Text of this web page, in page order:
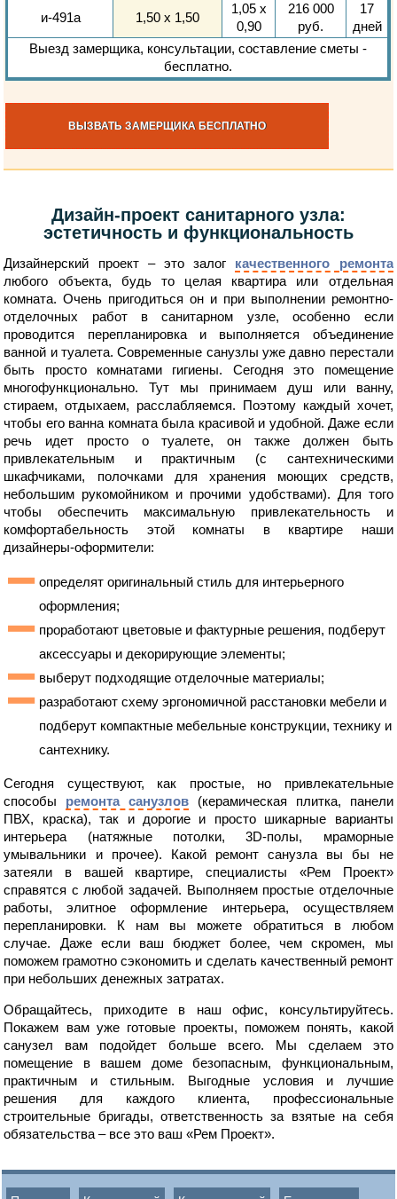
и-491а 1,50 х 1,50
1,05 х
0,90
216 000
руб.
17
дней
Выезд замерщика, консультации, составление сметы -
бесплатно.
ВЫЗВАТЬ ЗАМЕРЩИКА БЕСПЛАТНО
Дизайн-проект санитарного узла:
эстетичность и функциональность
Дизайнерский проект – это залог качественного ремонта
любого объекта, будь то целая квартира или отдельная
комната. Очень пригодиться он и при выполнении ремонтно-
отделочных работ в санитарном узле, особенно если
проводится перепланировка и выполняется объединение
ванной и туалета. Современные санузлы уже давно перестали
быть просто комнатами гигиены. Сегодня это помещение
многофункционально. Тут мы принимаем душ или ванну,
стираем, отдыхаем, расслабляемся. Поэтому каждый хочет,
чтобы его ванна комната была красивой и удобной. Даже если
речь идет просто о туалете, он также должен быть
привлекательным и практичным (с сантехническими
шкафчиками, полочками для хранения моющих средств,
небольшим рукомойником и прочими удобствами). Для того
чтобы обеспечить максимальную привлекательность и
комфортабельность этой комнаты в квартире наши
дизайнеры-оформители:
определят оригинальный стиль для интерьерного
оформления;
проработают цветовые и фактурные решения, подберут
аксессуары и декорирующие элементы;
выберут подходящие отделочные материалы;
разработают схему эргономичной расстановки мебели и
подберут компактные мебельные конструкции, технику и
сантехнику.
Сегодня существуют, как простые, но привлекательные
способы ремонта санузлов (керамическая плитка, панели
ПВХ, краска), так и дорогие и просто шикарные варианты
интерьера (натяжные потолки, 3D-полы, мраморные
умывальники и прочее). Какой ремонт санузла вы бы не
затеяли в вашей квартире, специалисты «Рем Проект»
справятся с любой задачей. Выполняем простые отделочные
работы, элитное оформление интерьера, осуществляем
перепланировки. К нам вы можете обратиться в любом
случае. Даже если ваш бюджет более, чем скромен, мы
поможем грамотно сэкономить и сделать качественный ремонт
при небольших денежных затратах.
Обращайтесь, приходите в наш офис, консультируйтесь.
Покажем вам уже готовые проекты, поможем понять, какой
санузел вам подойдет больше всего. Мы сделаем это
помещение в вашем доме безопасным, функциональным,
практичным и стильным. Выгодные условия и лучшие
решения для каждого клиента, профессиональные
строительные бригады, ответственность за взятые на себя
обязательства – все это ваш «Рем Проект».